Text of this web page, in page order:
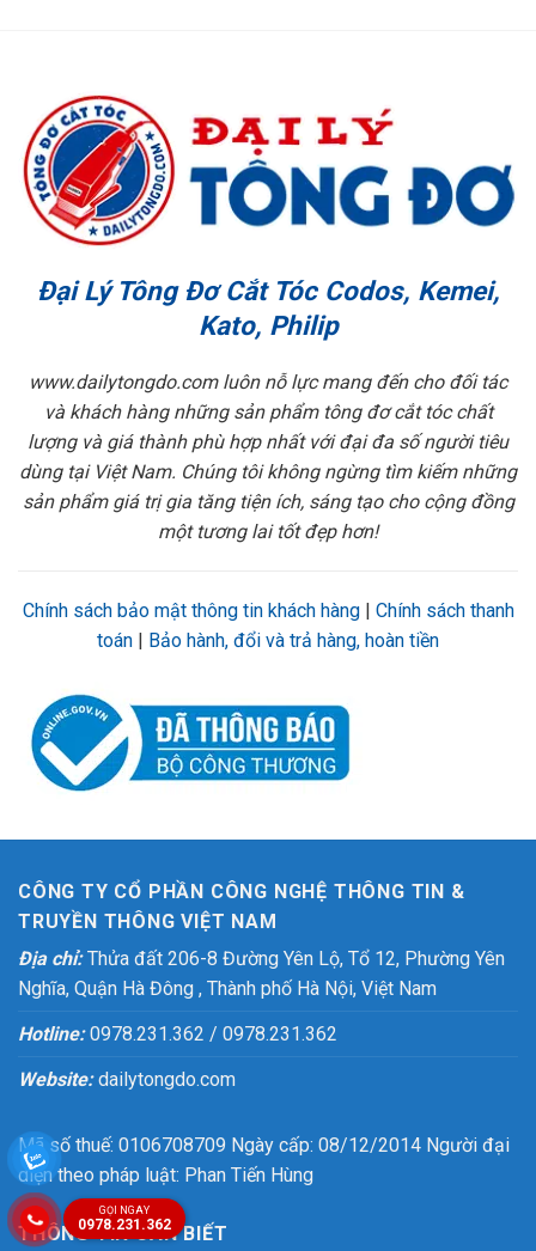
Đại Lý Tông Đơ Cắt Tóc Codos, Kemei,
Kato, Philip
www.dailytongdo.com luôn nỗ lực mang đến cho đối tác
và khách hàng những sản phẩm tông đơ cắt tóc chất
lượng và giá thành phù hợp nhất với đại đa số người tiêu
dùng tại Việt Nam. Chúng tôi không ngừng tìm kiếm những
sản phẩm giá trị gia tăng tiện ích, sáng tạo cho cộng đồng
một tương lai tốt đẹp hơn!
Chính sách bảo mật thông tin khách hàng| Chính sách thanh
toán
Bảo hành, đổi và trả hàng, hoàn tiền
CÔNG TY CỔ PHẦN CÔNG NGHỆ THÔNG TIN &
TRUYỀN THÔNG VIỆT NAM
Địa chỉ:Thửa đất 206-8 Đường Yên Lộ, Tổ 12, Phường Yên
Nghĩa, Quận Hà Đông , Thành phố Hà Nội, Việt Nam
Hotline: 0978.231.362 / 0978.231.362
Website:dailytongdo.com
Mã số thuế: 0106708709 Ngày cấp: 08/12/2014 Người đại
diện theo pháp luật: Phan Tiến Hùng
THÔNG TIN CẦN BIẾT
GỌI NGAY
0978.231.362